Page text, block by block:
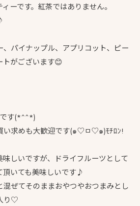
ーです。紅茶ではありません。
、パイナップル、アプリコット、ピー
トがございます😊
す(*^^*)
い求めも大歓迎です(๑♡ㅁ♡๑)ﾓﾁﾛﾝ!
味しいですが、ドライフルーツとして
頂いても美味しいです♪
混ぜてそのままおやつやおつまみとし
り♡